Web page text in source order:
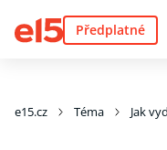
Předplatné
e15.cz Téma Jak